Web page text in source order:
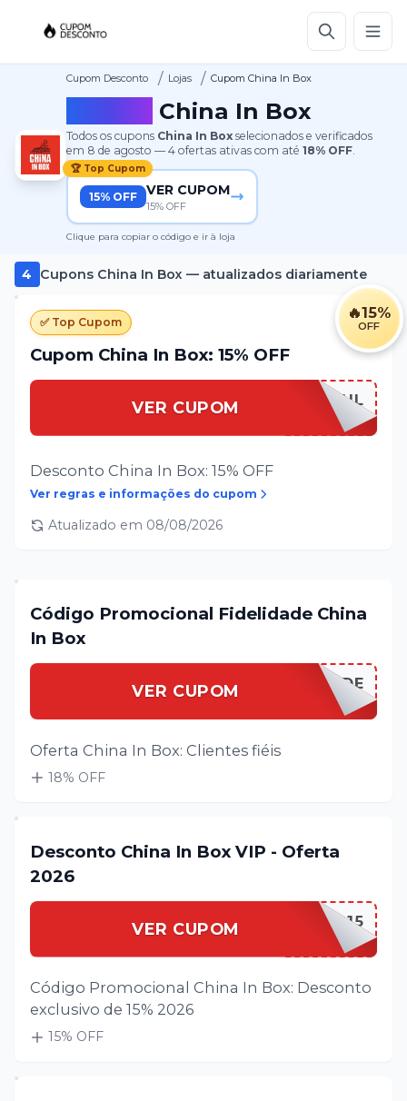
Cupom Desconto / Lojas / Cupom China In Box
China In Box
Todos os cupons China In Box selecionados e verificados
em 8 de agosto —4 ofertas ativas com até18% OFF.
🏆 Top Cupom
15% OFF VER CUPOM
15% OFF
Clique para copiar o código e ir à loja
4 Cupons China In Box — atualizados diariamente
🔥15%
OFF
✅ Top Cupom
Cupom China In Box: 15% OFF
VER CUPOM CHINASOUL
Desconto China In Box: 15% OFF
Ver regras e informações do cupom
Atualizado em 08/08/2026
Código Promocional Fidelidade China
In Box
VER CUPOMCHINAIFIDELIDADE
Oferta China In Box: Clientes fiéis
18% OFF
Desconto China In Box VIP - Oferta
2026
VER CUPOM CHINAIVIP15
Código Promocional China In Box: Desconto
exclusivo de 15% 2026
15% OFF